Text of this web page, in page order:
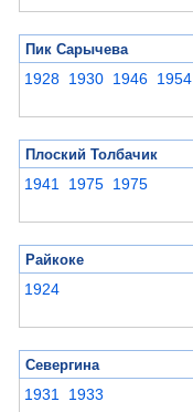
Пик Сарычева
1928 1930 1946 1954
Плоский Толбачик
1941 1975 1975
Райкоке
1924
Севергина
1931 1933